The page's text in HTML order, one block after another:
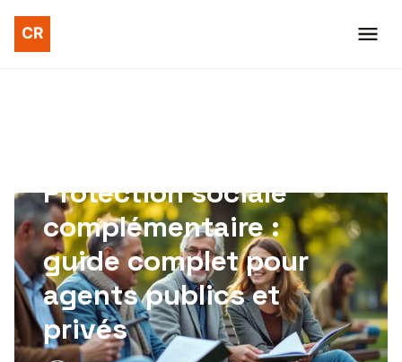
Protection sociale
complémentaire :
guide complet pour
agents publics et
privés